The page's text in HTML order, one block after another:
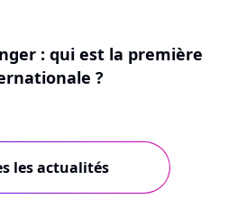
: qui est la première
?
les actualités